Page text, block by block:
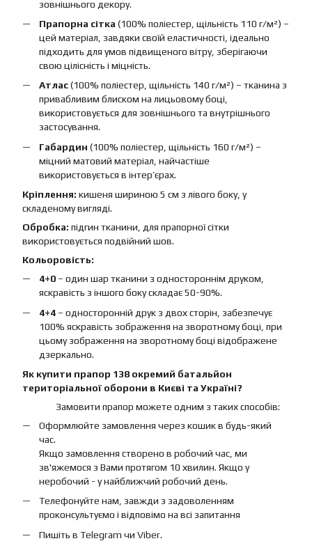
зовнішнього декору.
Прапорна сітка (100% поліестер, щільність 110 г/м²) –
цей матеріал, завдяки своїй еластичності, ідеально
підходить для умов підвищеного вітру, зберігаючи
свою цілісність і міцність.
Атлас(100% поліестер, щільність 140 г/м²) – тканина з
привабливим блиском на лицьовому боці,
використовується для зовнішнього та внутрішнього
застосування.
Габардин (100% поліестер, щільність 160 г/м²) –
міцний матовий матеріал, найчастіше
використовується в інтер’єрах.
Кріплення: кишеня шириною 5 см з лівого боку, у
складеному вигляді.
Обробка: підгин тканини, для прапорної сітки
використовується подвійний шов.
Кольоровість:
4+0 – один шар тканини з одностороннім друком,
яскравість з іншого боку складає 50-90%.
4+4 – односторонній друк з двох сторін, забезпечує
100% яскравість зображення на зворотному боці, при
цьому зображення на зворотному боці відображене
дзеркально.
Як купити прапор 138 окремий батальйон
територіальної оборони в Києві та Україні?
Замовити прапор можете одним з таких способів:
Оформлюйте замовлення через кошик в будь-який
час.
Якщо замовлення створено в робочий час, ми
зв'яжемося з Вами протягом 10 хвилин. Якщо у
неробочий - у найближчий робочий день.
Телефонуйте нам, завжди з задоволенням
проконсультуємо і відповімо на всі запитання
Пишіть в Telegram чи Viber.